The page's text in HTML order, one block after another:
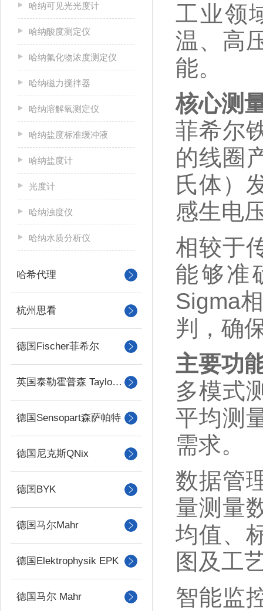
哈纳可见光光度计
哈纳酸度测定仪
哈纳氟化物浓度测定仪
哈纳磁力搅拌器
哈纳溶解氧测定仪
哈纳盐度标准缓冲液
哈纳盐度计
光度计
哈纳浊度仪
哈纳水质分析仪
哈希代理
杭州思看
德国Fischer菲希尔
英国泰勒霍普森 Taylor Hobson
德国Sensopart森萨帕特
德国尼克斯QNix
德国BYK
德国马尔Mahr
德国Elektrophysik EPK
德国马尔 Mahr
工业领
温、高
能。
核心测
菲希尔
的线圈
氏体）
感生电
相较于
能够准
Sigma
判，确
主要功
多模式
平均测
需求。
数据管
量测量
均值、
图及工
智能监